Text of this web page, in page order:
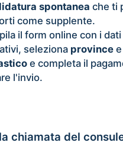
spontanea che ti
come supplente.
il form online con i
seleziona provincee
e completa il
l'invio.
chiamata del